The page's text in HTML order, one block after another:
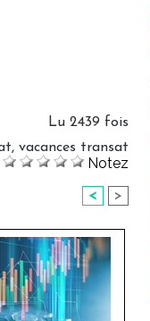
Lu 2439 fois
, vacances transat
Notez
< >